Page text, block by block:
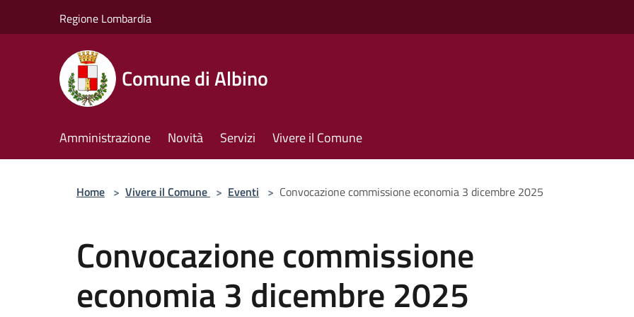
Regione Lombardia
Comune di Albino
Amministrazione Novità Servizi Vivere il Comune
Home > Vivere il Comune > Eventi > Convocazione commissione economia 3 dicembre 2025
Convocazione commissione
economia 3 dicembre 2025